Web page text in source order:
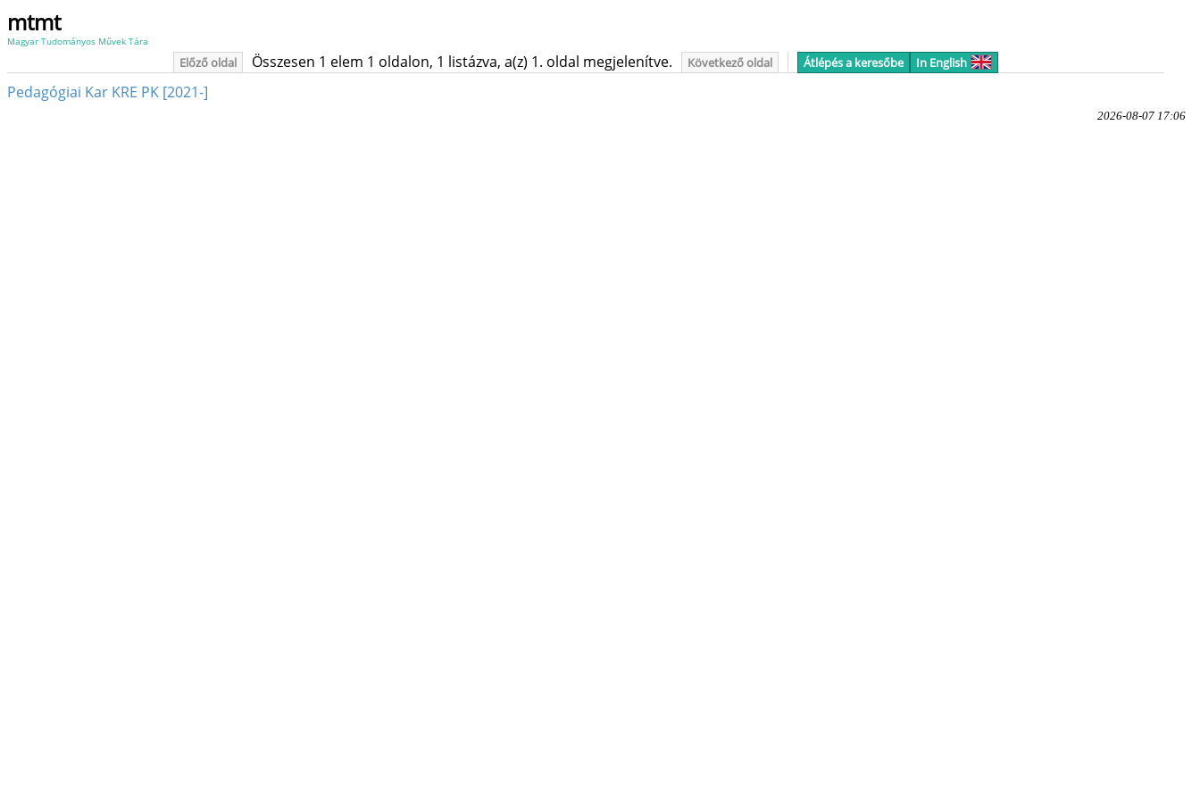
mtmt
Magyar Tudományos Művek Tára
Előző oldal Összesen 1 elem 1 oldalon, 1 listázva, a(z) 1. oldal megjelenítve. Következő oldal Átlépés a keresőbe In English
Pedagógiai Kar KRE PK [2021-]
2026-08-07 17:06